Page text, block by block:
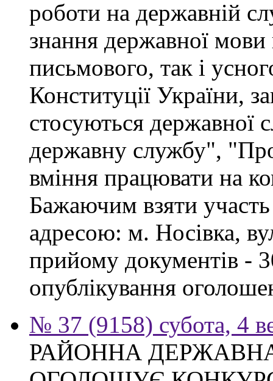
роботи на державній
знання державної мови
письмового, так і
Конституції України,
стосуються
державну службу",
вміння працювати на
Бажаючим взяти участь
адресою: м. Носівка,
прийому документів -
опублікування
№ 37 (9158) субота, 4
РАЙОННА